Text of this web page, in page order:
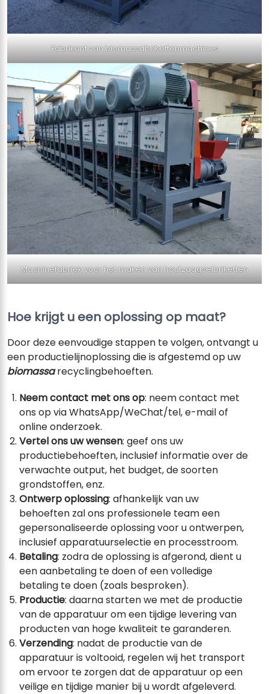
Fabrikant van biomassabrikettenmachines
Machinefabriek voor het maken van houtzaagselbriketten
Hoe krijgt u een oplossing op maat?
Door deze eenvoudige stappen te volgen, ontvangt u
een productielijnoplossing die is afgestemd op uw
biomassarecyclingbehoeften.
Neem contact met ons op: neem contact met
ons op via WhatsApp/WeChat/tel, e-mail of
online onderzoek.
Vertel ons uw wensen: geef ons uw
productiebehoeften, inclusief informatie over de
verwachte output, het budget, de soorten
grondstoffen, enz.
Ontwerp oplossing: afhankelijk van uw
behoeften zal ons professionele team een ​​
gepersonaliseerde oplossing voor u ontwerpen,
inclusief apparatuurselectie en processtroom.
Betaling: zodra de oplossing is afgerond, dient u
een aanbetaling te doen of een volledige
betaling te doen (zoals besproken).
Productie: daarna starten we met de productie
van de apparatuur om een ​​tijdige levering van
producten van hoge kwaliteit te garanderen.
Verzending: nadat de productie van de
apparatuur is voltooid, regelen wij het transport
om ervoor te zorgen dat de apparatuur op een
veilige en tijdige manier bij u wordt afgeleverd.